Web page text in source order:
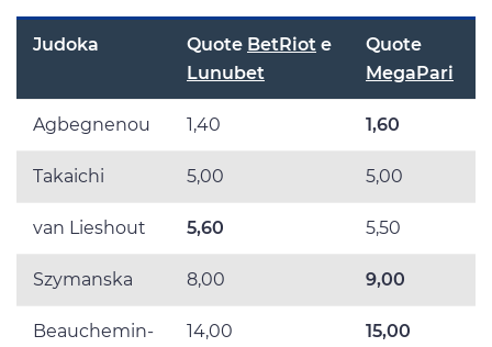
Judoka Quote BetRiot e
Lunubet
Quote
MegaPari
Agbegnenou 1,40 1,60
Takaichi 5,00 5,00
van Lieshout 5,60 5,50
Szymanska 8,00 9,00
Beauchemin-
14,00 15,00